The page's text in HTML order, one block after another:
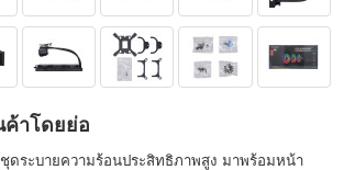
ค้าโดยย่อ
ชุดระบายความร้อนประสิทธิภาพสูง มาพร้อมหน้า